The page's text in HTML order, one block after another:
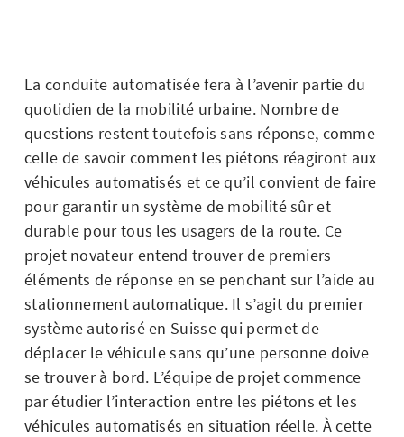
La conduite automatisée fera à l’avenir partie du
quotidien de la mobilité urbaine. Nombre de
questions restent toutefois sans réponse, comme
celle de savoir comment les piétons réagiront aux
véhicules automatisés et ce qu’il convient de faire
pour garantir un système de mobilité sûr et
durable pour tous les usagers de la route. Ce
projet novateur entend trouver de premiers
éléments de réponse en se penchant sur l’aide au
stationnement automatique. Il s’agit du premier
système autorisé en Suisse qui permet de
déplacer le véhicule sans qu’une personne doive
se trouver à bord. L’équipe de projet commence
par étudier l’interaction entre les piétons et les
véhicules automatisés en situation réelle. À cette